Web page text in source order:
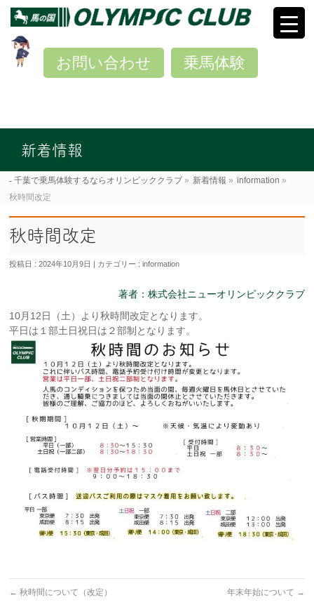
乗馬体験
お問い合わせ
新着情報
千葉で乗馬体験するならオリンピッククラブ » 新着情報 » information »
秋時間改定
秋時間改定
投稿日 : 2024年10月9日 カテゴリー :information
著者：株式会社ニューオリンピッククラブ
10月12日（土）より秋時間改定となります。
平日は１部土日祝日は２部制となります。
← 秋時間について（改定） 年末年始について →